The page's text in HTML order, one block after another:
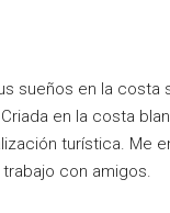
sueños en la costa
en la costa
turística. Me
con amigos.